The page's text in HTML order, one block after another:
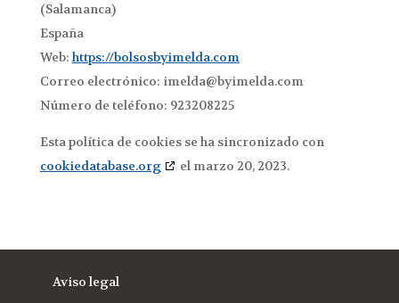
(Salamanca)
España
Web:https://bolsosbyimelda.com
Correo electrónico: imelda@byimelda.com
Número de teléfono: 923208225
Esta política de cookies se ha sincronizado con
cookiedatabase.org
el marzo 20, 2023.
Aviso legal